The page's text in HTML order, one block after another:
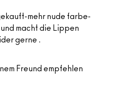
mehr nude farbe-
macht die Lippen
gerne .
Freund empfehlen